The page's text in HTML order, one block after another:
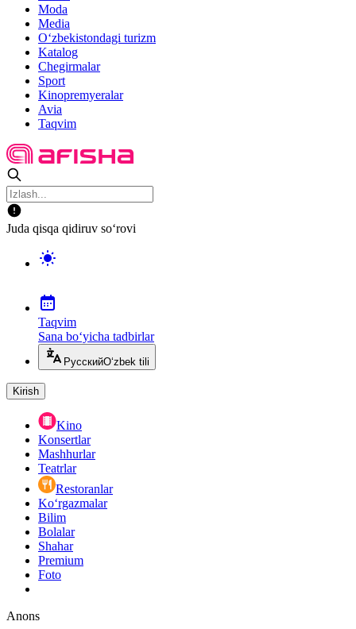
Moda
Media
O‘zbekistondagi turizm
Katalog
Chegirmalar
Sport
Kinopremyeralar
Avia
Taqvim
Juda qisqa qidiruv so‘rovi
Taqvim
Sana bo‘yicha tadbirlar
РусскийO‘zbek tili
Kirish
Kino
Konsertlar
Mashhurlar
Teatrlar
Restoranlar
Ko‘rgazmalar
Bilim
Bolalar
Shahar
Premium
Foto
Anons